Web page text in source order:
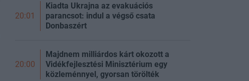
20:01
Kiadta Ukrajna az evakuációs
parancsot: indul a végső csata
Donbaszért
20:00
Majdnem milliárdos kárt okozott a
Vidékfejlesztési Minisztérium egy
közleménnyel, gyorsan törölték